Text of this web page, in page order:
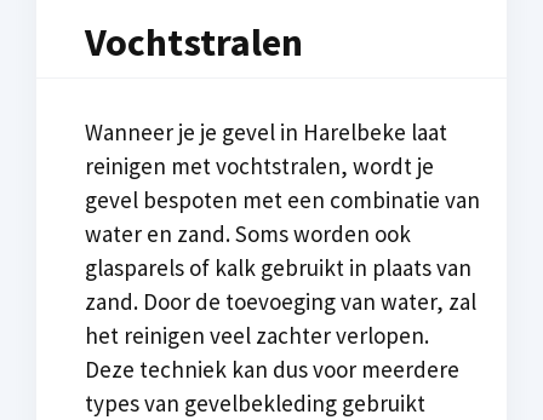
Vochtstralen
Wanneer je je gevel in Harelbeke laat
reinigen met vochtstralen, wordt je
gevel bespoten met een combinatie van
water en zand. Soms worden ook
glasparels of kalk gebruikt in plaats van
zand. Door de toevoeging van water, zal
het reinigen veel zachter verlopen.
Deze techniek kan dus voor meerdere
types van gevelbekleding gebruikt